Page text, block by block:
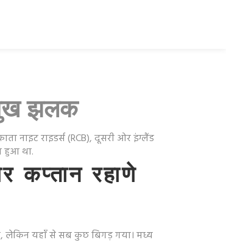
झलक
नाइट राइडर्स (RCB), दूसरी ओर इंग्लैंड
हुआ था.
रहाणे
लेकिन यहाँ से सब कुछ बिगड़ गया। मध्य